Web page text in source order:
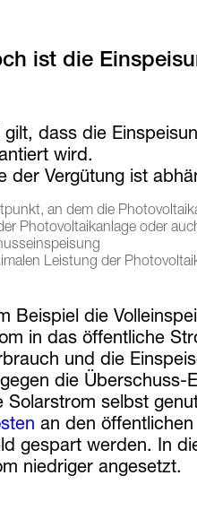
ist die
gilt, dass die
wird.
der Vergütung ist
an dem die
Photovoltaikanlage oder
Leistung der
Beispiel die
in das öffentliche
und die
die Überschuss-
Solarstrom selbst
an den
gespart werden. In
niedriger angesetzt.